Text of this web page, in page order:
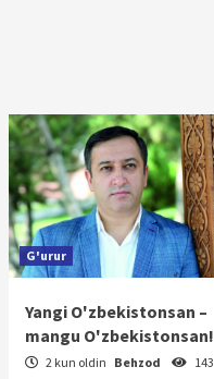
G'urur
Yangi O'zbekistonsan –
mangu O'zbekistonsan!
2 kun oldin Behzod 143